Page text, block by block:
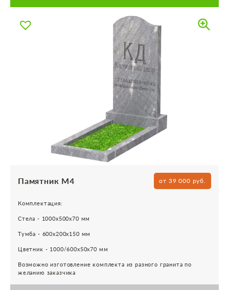
Памятник М4 от 39 000 руб.
Комплектация:
Стела - 1000х500х70 мм
Тумба - 600х200х150 мм
Цветник - 1000/600х50х70 мм
Возможно изготовление комплекта из разного гранита по
желанию заказчика